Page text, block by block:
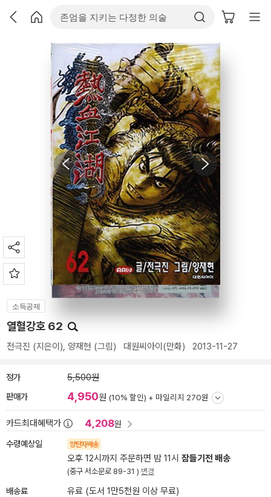
소득공제
열혈강호 62
전극진 (지은이), 양재현 (그림) 대원씨아이(만화) 2013-11-27
정가 5,500원
판매가 4,950원 (10% 할인) + 마일리지 270원
카드최대혜택가 4,208원
수령예상일 양탄자배송
오후 12시까지 주문하면 밤 11시 잠들기전 배송
(중구 서소문로 89-31 ) 변경
배송료
유료 (도서 1만5천원 이상 무료)